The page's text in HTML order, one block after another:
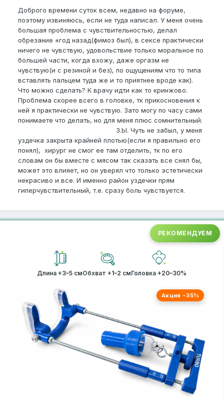
Доброго времени суток всем, недавно на форуме,
поэтому извиняюсь, если не туда написал. У меня очень
большая проблема с чувствительностью, делал
обрезание ±год назад(фимоз был), в сексе практически
ничего не чувствую, удовольствие только моральное по
большей части, когда вхожу, даже оргазм не
чувствую(и с резиной и без), по ощущениям что то типа
вставлять пальцем туда же и то приятнее вроде как).
Что можно сделать? К врачу идти как то кринжово.
Проблема скорее всего в головке, тк прикосновения к
ней я практически не чувствую. Зато могу по часу сами
понимаете что делать, но для меня плюс сомнительный.
З.Ы. Чуть не забыл, у меня
уздечка закрыта крайней плотью(если я правильно его
понял), хирург не смог ее там отделить, тк по его
словам он бы вместе с мясом так сказать все снял бы,
может это влияет, но он уверял что только эстетически
некрасиво и все. И именно район уздечки прям
гиперчувствительный, т.е. сразу боль чувствуется.
РЕКОМЕНДУЕМ
Длина +3–5 смОбхват +1–2 смГоловка +20–30%
Акция −35%